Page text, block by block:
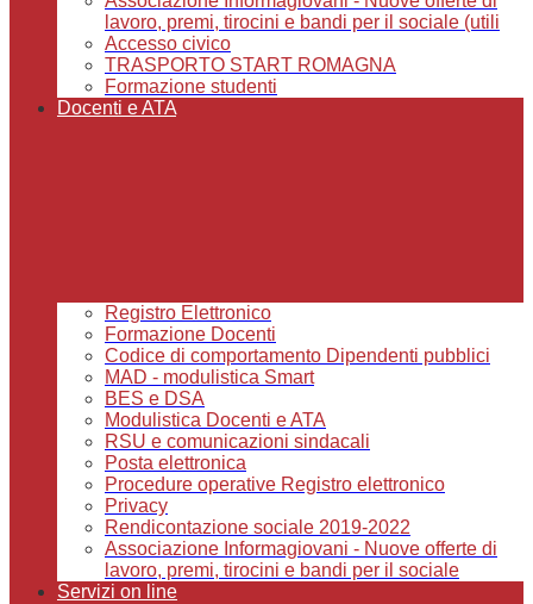
lavoro, premi, tirocini e bandi per il sociale (utili
Accesso civico
TRASPORTO START ROMAGNA
Formazione studenti
Docenti e ATA
Registro Elettronico
Formazione Docenti
Codice di comportamento Dipendenti pubblici
MAD - modulistica Smart
BES e DSA
Modulistica Docenti e ATA
RSU e comunicazioni sindacali
Posta elettronica
Procedure operative Registro elettronico
Privacy
Rendicontazione sociale 2019-2022
Associazione Informagiovani - Nuove offerte di
lavoro, premi, tirocini e bandi per il sociale
Servizi on line